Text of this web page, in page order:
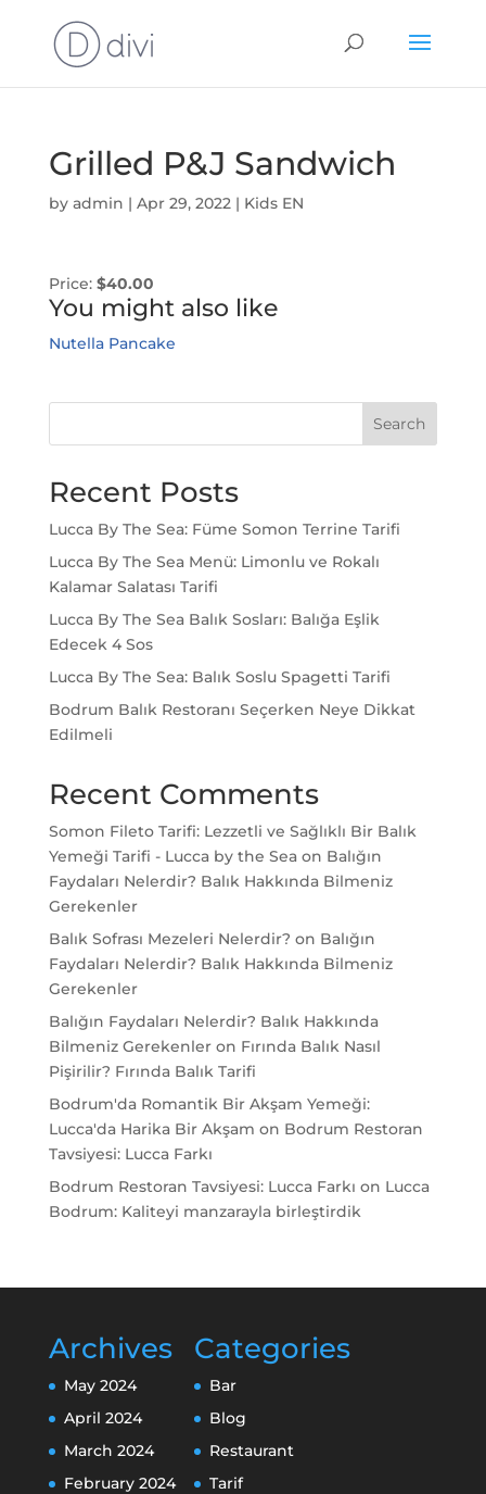
Grilled P&J Sandwich
by admin | Apr 29, 2022| Kids EN
Price: $40.00
You might also like
Nutella Pancake
Search
Recent Posts
Lucca By The Sea: Füme Somon Terrine Tarifi
Lucca By The Sea Menü: Limonlu ve Rokalı
Kalamar Salatası Tarifi
Lucca By The Sea Balık Sosları: Balığa Eşlik
Edecek 4 Sos
Lucca By The Sea: Balık Soslu Spagetti Tarifi
Bodrum Balık Restoranı Seçerken Neye Dikkat
Edilmeli
Recent Comments
Somon Fileto Tarifi: Lezzetli ve Sağlıklı Bir Balık
Yemeği Tarifi - Lucca by the Seaon Balığın
Faydaları Nelerdir? Balık Hakkında Bilmeniz
Gerekenler
Balık Sofrası Mezeleri Nelerdir? on Balığın
Faydaları Nelerdir? Balık Hakkında Bilmeniz
Gerekenler
Balığın Faydaları Nelerdir? Balık Hakkında
Bilmeniz Gerekenleron Fırında Balık Nasıl
Pişirilir? Fırında Balık Tarifi
Bodrum'da Romantik Bir Akşam Yemeği:
Lucca'da Harika Bir Akşam on Bodrum Restoran
Tavsiyesi: Lucca Farkı
Bodrum Restoran Tavsiyesi: Lucca Farkı on Lucca
Bodrum: Kaliteyi manzarayla birleştirdik
Archives
May 2024
April 2024
March 2024
February 2024
Categories
Bar
Blog
Restaurant
Tarif